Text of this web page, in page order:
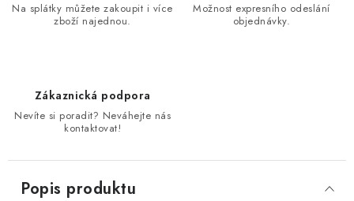
Na splátky můžete zakoupit i více
zboží najednou.
Možnost expresního odeslání
objednávky.
Zákaznická podpora
Nevíte si poradit? Neváhejte nás
kontaktovat!
Popis produktu